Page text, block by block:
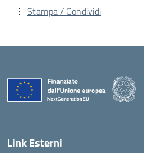
Stampa / Condividi
Link Esterni